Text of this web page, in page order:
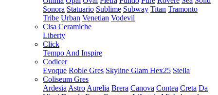
Sonora Statuario Sublime Subway Titan Tramonto
Tribe Urban Venetian Vodevil
Cisa Ceramiche
Liberty
Click
Tempo And Inspire
Codicer
Evoque Roble Gres Skyline Glam Hex25 Stella
Coliseum Gres
Ardesia Astro Aurelia Brera Canova Contea Creta Da